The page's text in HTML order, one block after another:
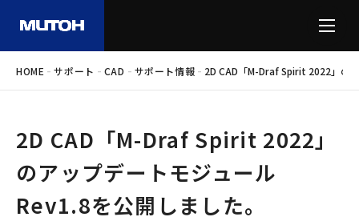
HOME -サポート - CAD - サポート情報 - 2D CAD「M-Draf Spirit 2022」の
2D CAD「M-Draf Spirit 2022」
のアップデートモジュール
Rev1.8を公開しました。